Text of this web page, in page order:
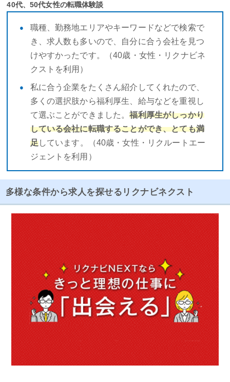
40代、50代女性の転職体験談
職種、勤務地エリアやキーワードなどで検索で
き、求人数も多いので、自分に合う会社を見つ
けやすかったです。（40歳・女性・リクナビネ
クストを利用）
私に合う企業をたくさん紹介してくれたので、
多くの選択肢から福利厚生、給与などを重視し
て選ぶことができました。福利厚生がしっかり
している会社に転職することができ、とても満
足しています。（40歳・女性・リクルートエー
ジェントを利用）
多様な条件から求人を探せるリクナビネクスト